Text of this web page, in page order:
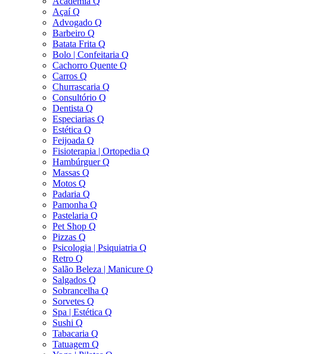
Açaí Q
Advogado Q
Barbeiro Q
Batata Frita Q
Bolo | Confeitaria Q
Cachorro Quente Q
Carros Q
Churrascaria Q
Consultório Q
Dentista Q
Especiarias Q
Estética Q
Feijoada Q
Fisioterapia | Ortopedia Q
Hambúrguer Q
Massas Q
Motos Q
Padaria Q
Pamonha Q
Pastelaria Q
Pet Shop Q
Pizzas Q
Psicologia | Psiquiatria Q
Retro Q
Salão Beleza | Manicure Q
Salgados Q
Sobrancelha Q
Sorvetes Q
Spa | Estética Q
Sushi Q
Tabacaria Q
Tatuagem Q